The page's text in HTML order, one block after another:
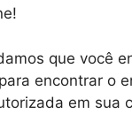
que você
encontrar o
em sua